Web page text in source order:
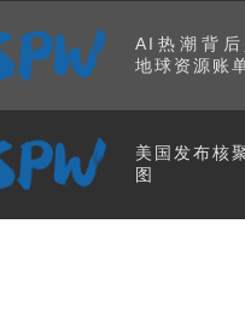
AI热潮背后
地球资源账
美国发布核
图